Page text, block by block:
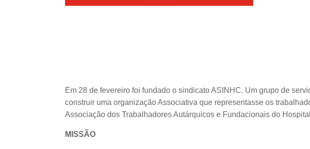
Em 28 de fevereiro foi fundado o sindicato ASINHC. Um grupo de
construir uma organização Associativa que representasse os
Associação dos Trabalhadores Autárquicos e Fundacionais do
MISSÃO